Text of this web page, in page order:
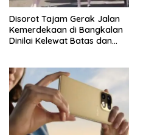
Disorot Tajam Gerak Jalan
Kemerdekaan di Bangkalan
Dinilai Kelewat Batas dan